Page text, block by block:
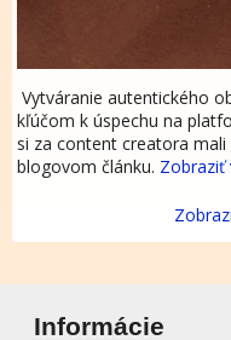
Vytváranie autentického
kľúčom k úspechu na
si za content creatora
blogovom článku. Zobraziť
Informácie